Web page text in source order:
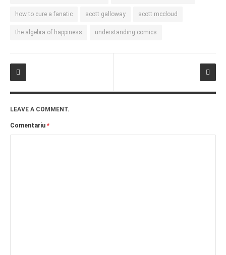
how to cure a fanatic scott galloway scott mccloud
the algebra of happiness understanding comics
LEAVE A COMMENT.
Comentariu *